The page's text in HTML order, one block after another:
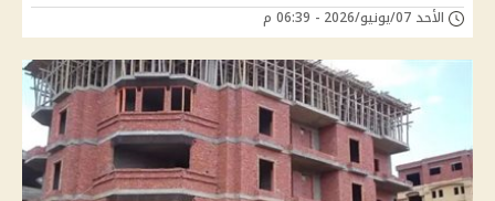
الأحد 07/يونيو/2026 - 06:39 م